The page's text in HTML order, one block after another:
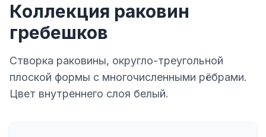
Коллекция раковин
гребешков
Створка раковины, округло-треугольной
плоской формы с многочисленными рёбрами.
Цвет внутреннего слоя белый.